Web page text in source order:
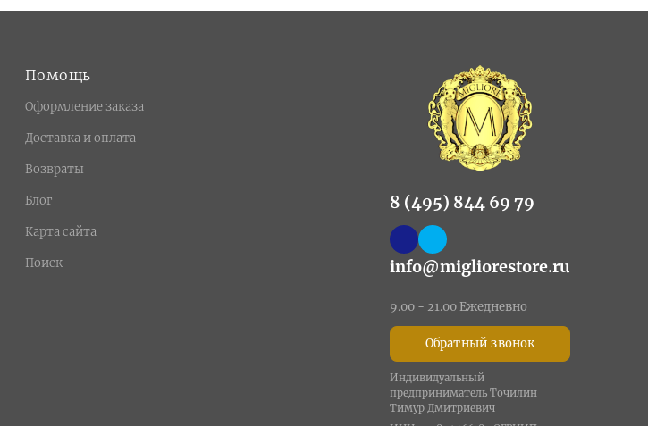
Помощь
Оформление заказа
Доставка и оплата
Возвраты
Блог
Карта сайта
Поиск
8 (495) 844 69 79
info@migliorestore.ru
9.00 - 21.00 Ежедневно
Обратный звонок
Индивидуальный
предприниматель Точилин
Тимур Дмитриевич